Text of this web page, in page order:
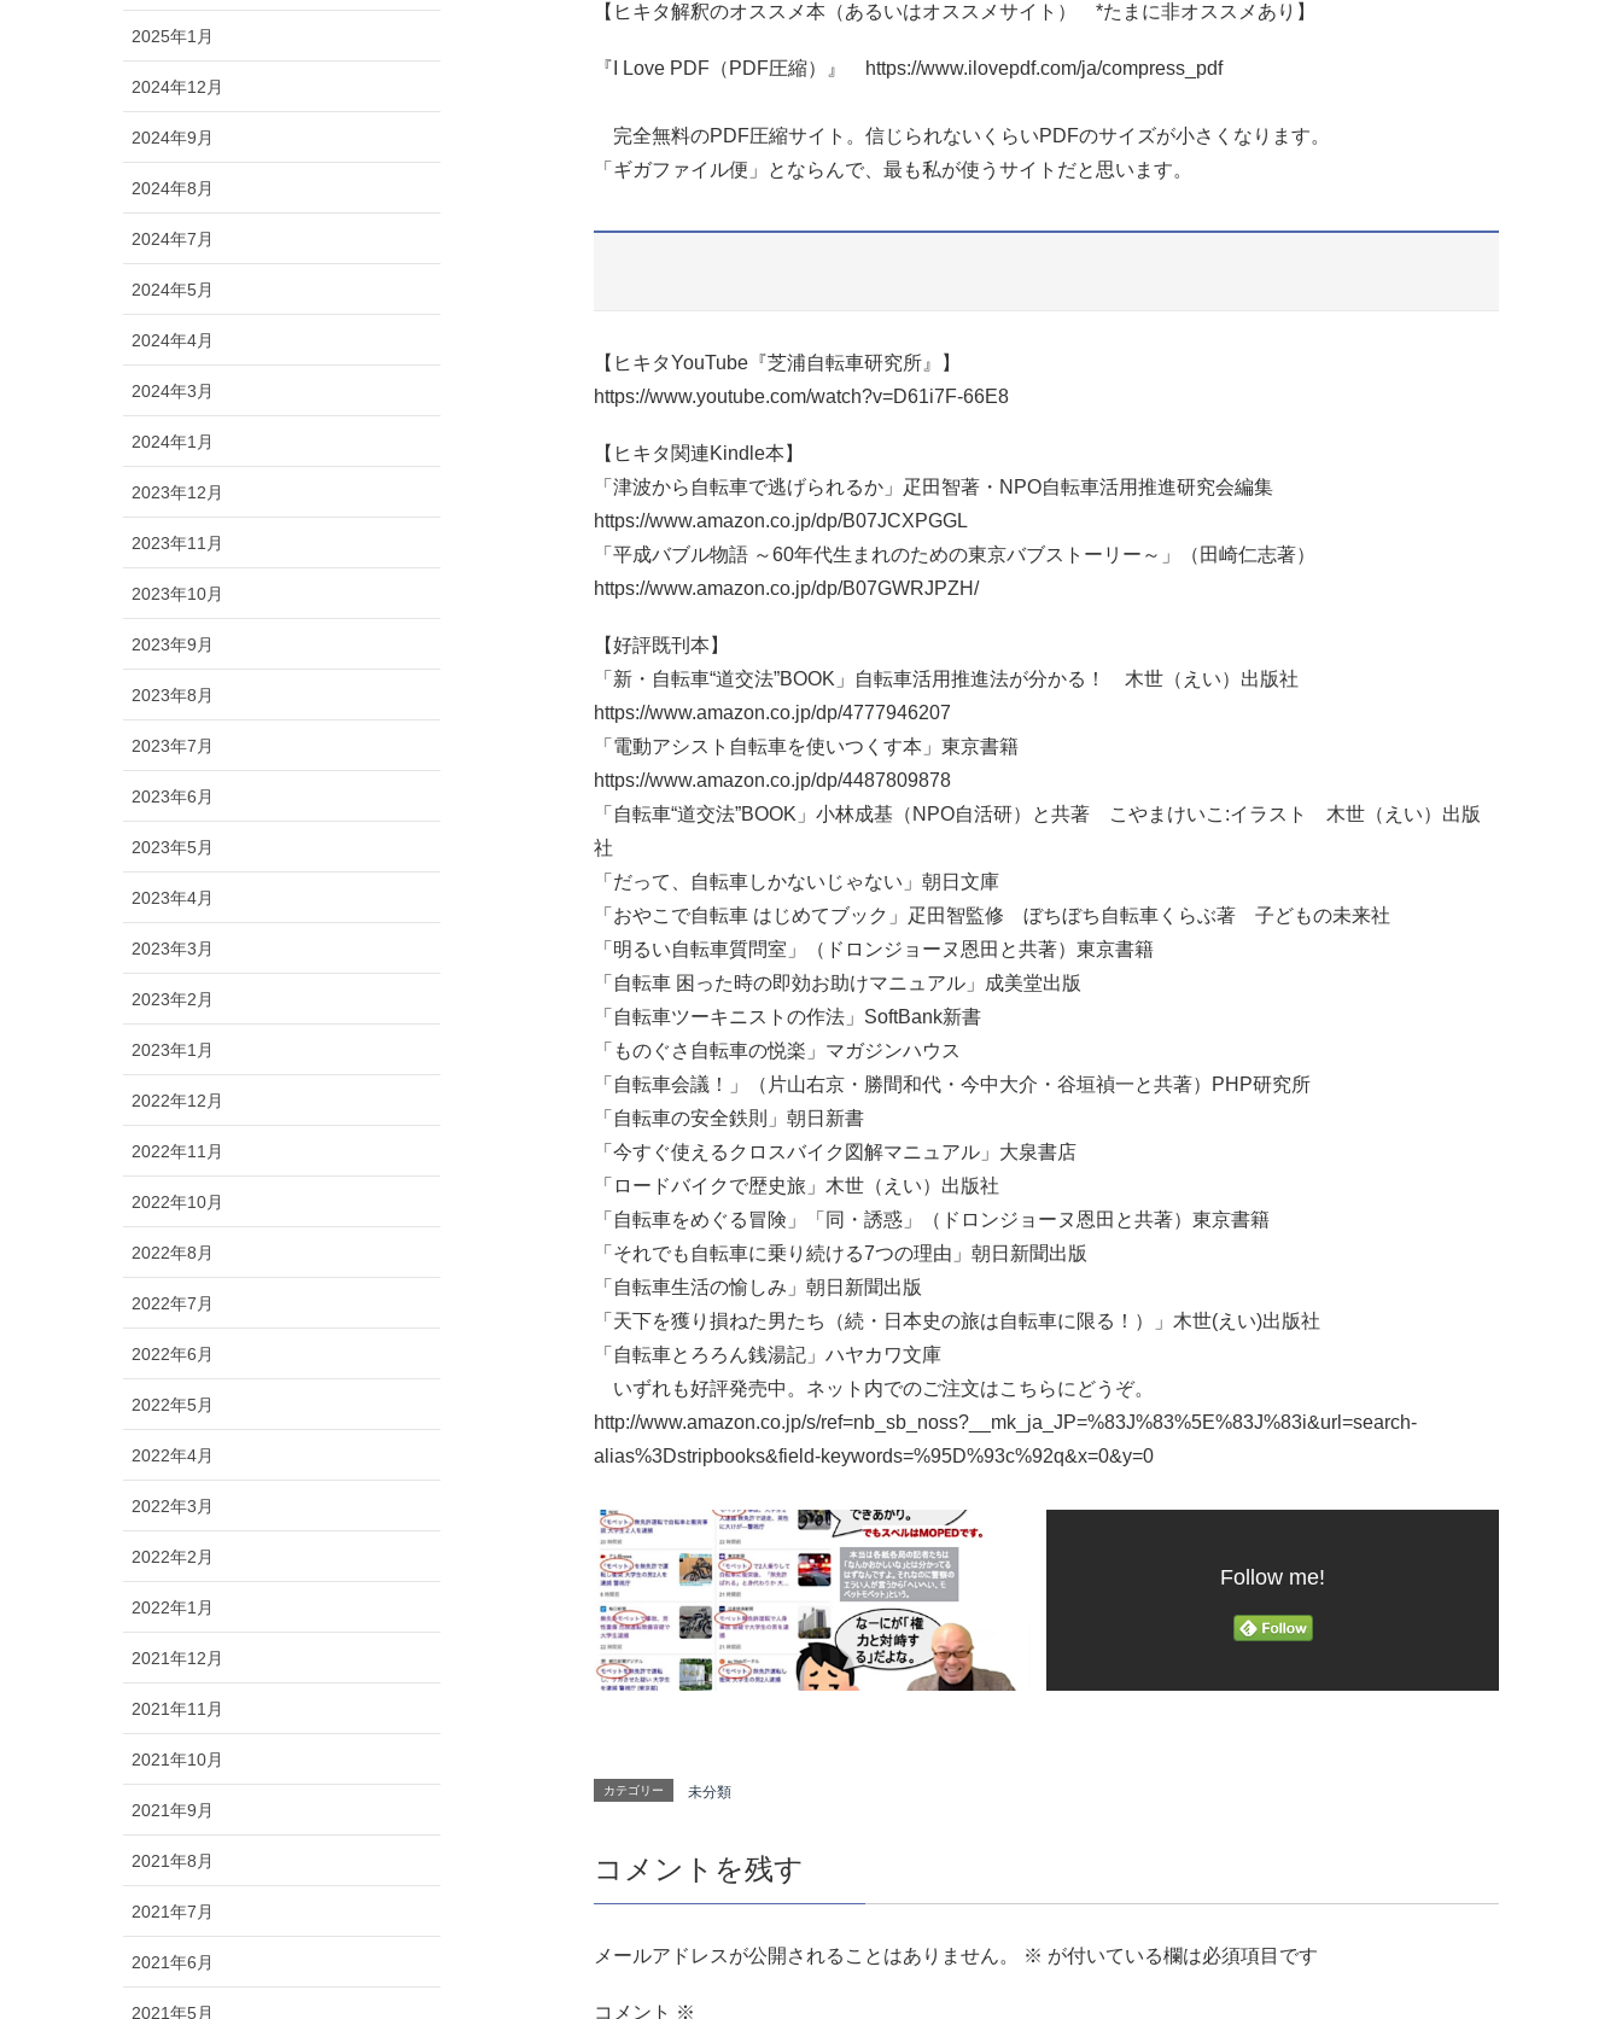
【ヒキタ解釈のオススメ本（あるいはオススメサイト） *たまに非オススメあり】
『I Love PDF（PDF圧縮）』 https://www.ilovepdf.com/ja/compress_pdf
完全無料のPDF圧縮サイト。信じられないくらいPDFのサイズが小さくなります。
「ギガファイル便」とならんで、最も私が使うサイトだと思います。
【ヒキタYouTube『芝浦自転車研究所』】
https://www.youtube.com/watch?v=D61i7F-66E8
【ヒキタ関連Kindle本】
「津波から自転車で逃げられるか」疋田智著・NPO自転車活用推進研究会編集
https://www.amazon.co.jp/dp/B07JCXPGGL
「平成バブル物語 ～60年代生まれのための東京バブストーリー～」（田崎仁志著）
https://www.amazon.co.jp/dp/B07GWRJPZH/
【好評既刊本】
「新・自転車“道交法”BOOK」自転車活用推進法が分かる！ 木世（えい）出版社
https://www.amazon.co.jp/dp/4777946207
「電動アシスト自転車を使いつくす本」東京書籍
https://www.amazon.co.jp/dp/4487809878
「自転車“道交法”BOOK」小林成基（NPO自活研）と共著 こやまけいこ:イラスト 木世（えい）出版
社
「だって、自転車しかないじゃない」朝日文庫
「おやこで自転車 はじめてブック」疋田智監修 ぼちぼち自転車くらぶ著 子どもの未来社
「明るい自転車質問室」（ドロンジョーヌ恩田と共著）東京書籍
「自転車 困った時の即効お助けマニュアル」成美堂出版
「自転車ツーキニストの作法」SoftBank新書
「ものぐさ自転車の悦楽」マガジンハウス
「自転車会議！」（片山右京・勝間和代・今中大介・谷垣禎一と共著）PHP研究所
「自転車の安全鉄則」朝日新書
「今すぐ使えるクロスバイク図解マニュアル」大泉書店
「ロードバイクで歴史旅」木世（えい）出版社
「自転車をめぐる冒険」「同・誘惑」（ドロンジョーヌ恩田と共著）東京書籍
「それでも自転車に乗り続ける7つの理由」朝日新聞出版
「自転車生活の愉しみ」朝日新聞出版
「天下を獲り損ねた男たち（続・日本史の旅は自転車に限る！）」木世(えい)出版社
「自転車とろろん銭湯記」ハヤカワ文庫
いずれも好評発売中。ネット内でのご注文はこちらにどうぞ。
http://www.amazon.co.jp/s/ref=nb_sb_noss?__mk_ja_JP=%83J%83%5E%83J%83i&url=search-
alias%3Dstripbooks&field-keywords=%95D%93c%92q&x=0&y=0
Follow me!
カテゴリー 未分類
コメントを残す
メールアドレスが公開されることはありません。 ※ が付いている欄は必須項目です
コメント ※
2025年1月
2024年12月
2024年9月
2024年8月
2024年7月
2024年5月
2024年4月
2024年3月
2024年1月
2023年12月
2023年11月
2023年10月
2023年9月
2023年8月
2023年7月
2023年6月
2023年5月
2023年4月
2023年3月
2023年2月
2023年1月
2022年12月
2022年11月
2022年10月
2022年8月
2022年7月
2022年6月
2022年5月
2022年4月
2022年3月
2022年2月
2022年1月
2021年12月
2021年11月
2021年10月
2021年9月
2021年8月
2021年7月
2021年6月
2021年5月